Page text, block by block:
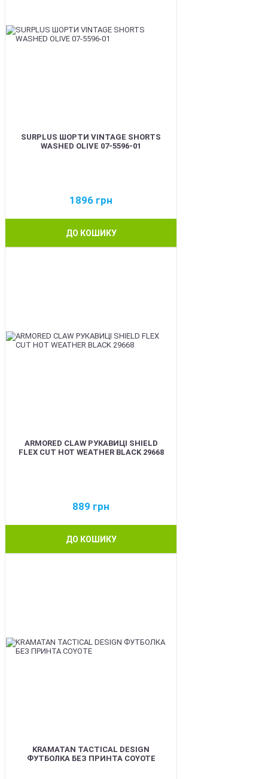
SURPLUS ШОРТИ VINTAGE SHORTS
WASHED OLIVE 07-5596-01
1896 грн
ДО КОШИКУ
ARMORED CLAW РУКАВИЦІ SHIELD
FLEX CUT HOT WEATHER BLACK 29668
889 грн
ДО КОШИКУ
KRAMATAN TACTICAL DESIGN
ФУТБОЛКА БЕЗ ПРИНТА COYOTE